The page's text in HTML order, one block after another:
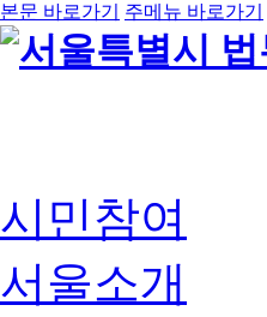
본문 바로가기 주메뉴 바로가기
시민참여
서울소개